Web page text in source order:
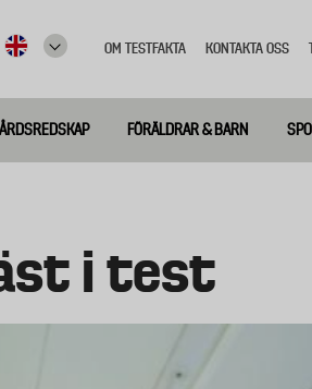
meny
OM TESTFAKTA KONTAKTA OSS
FÖRÄLDRAR & BARN
i test